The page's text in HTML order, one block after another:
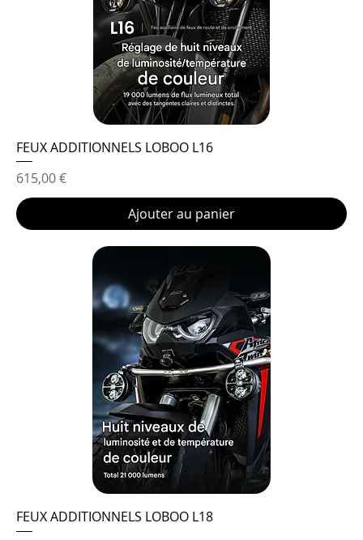
FEUX ADDITIONNELS LOBOO L16
Prix
615,00 €
Ajouter au panier
FEUX ADDITIONNELS LOBOO L18